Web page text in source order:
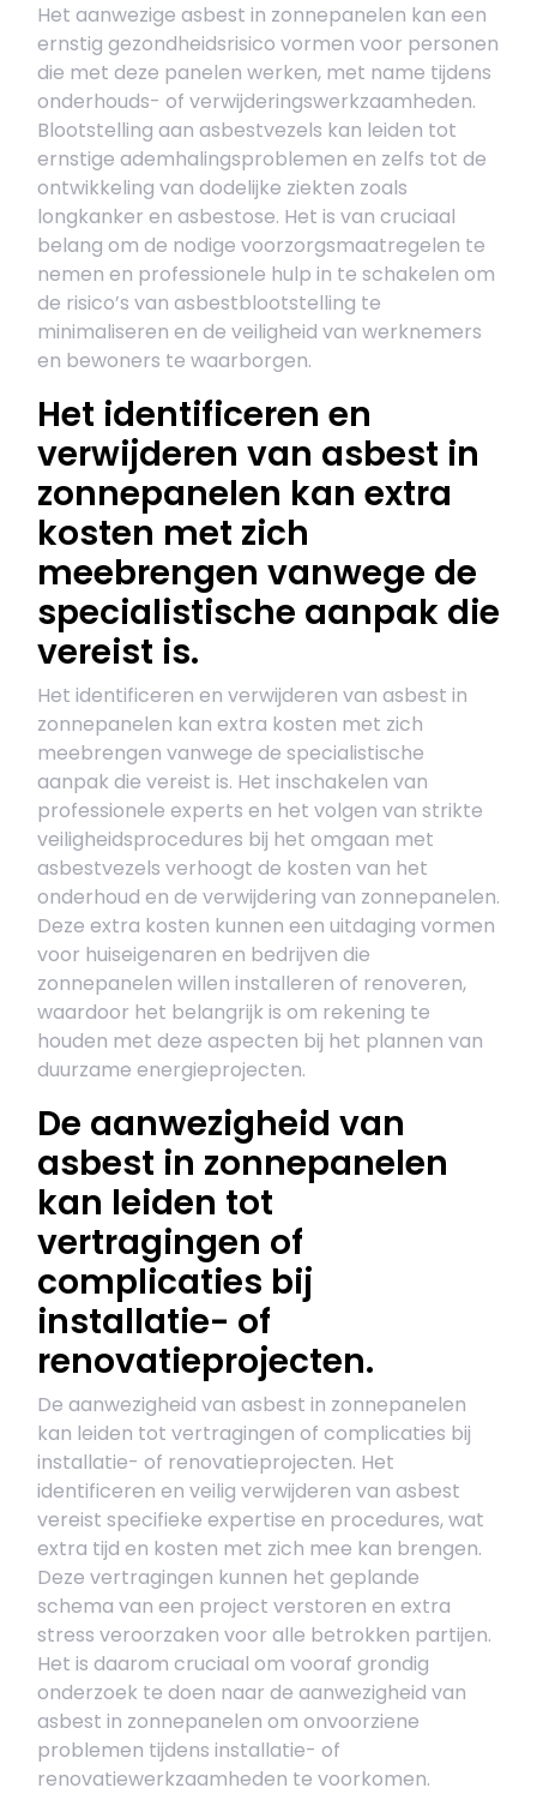
Het aanwezige asbest in zonnepanelen kan een
ernstig gezondheidsrisico vormen voor personen
die met deze panelen werken, met name tijdens
onderhouds- of verwijderingswerkzaamheden.
Blootstelling aan asbestvezels kan leiden tot
ernstige ademhalingsproblemen en zelfs tot de
ontwikkeling van dodelijke ziekten zoals
longkanker en asbestose. Het is van cruciaal
belang om de nodige voorzorgsmaatregelen te
nemen en professionele hulp in te schakelen om
de risico’s van asbestblootstelling te
minimaliseren en de veiligheid van werknemers
en bewoners te waarborgen.
Het identificeren en
verwijderen van asbest in
zonnepanelen kan extra
kosten met zich
meebrengen vanwege de
specialistische aanpak die
vereist is.
Het identificeren en verwijderen van asbest in
zonnepanelen kan extra kosten met zich
meebrengen vanwege de specialistische
aanpak die vereist is. Het inschakelen van
professionele experts en het volgen van strikte
veiligheidsprocedures bij het omgaan met
asbestvezels verhoogt de kosten van het
onderhoud en de verwijdering van zonnepanelen.
Deze extra kosten kunnen een uitdaging vormen
voor huiseigenaren en bedrijven die
zonnepanelen willen installeren of renoveren,
waardoor het belangrijk is om rekening te
houden met deze aspecten bij het plannen van
duurzame energieprojecten.
De aanwezigheid van
asbest in zonnepanelen
kan leiden tot
vertragingen of
complicaties bij
installatie- of
renovatieprojecten.
De aanwezigheid van asbest in zonnepanelen
kan leiden tot vertragingen of complicaties bij
installatie- of renovatieprojecten. Het
identificeren en veilig verwijderen van asbest
vereist specifieke expertise en procedures, wat
extra tijd en kosten met zich mee kan brengen.
Deze vertragingen kunnen het geplande
schema van een project verstoren en extra
stress veroorzaken voor alle betrokken partijen.
Het is daarom cruciaal om vooraf grondig
onderzoek te doen naar de aanwezigheid van
asbest in zonnepanelen om onvoorziene
problemen tijdens installatie- of
renovatiewerkzaamheden te voorkomen.